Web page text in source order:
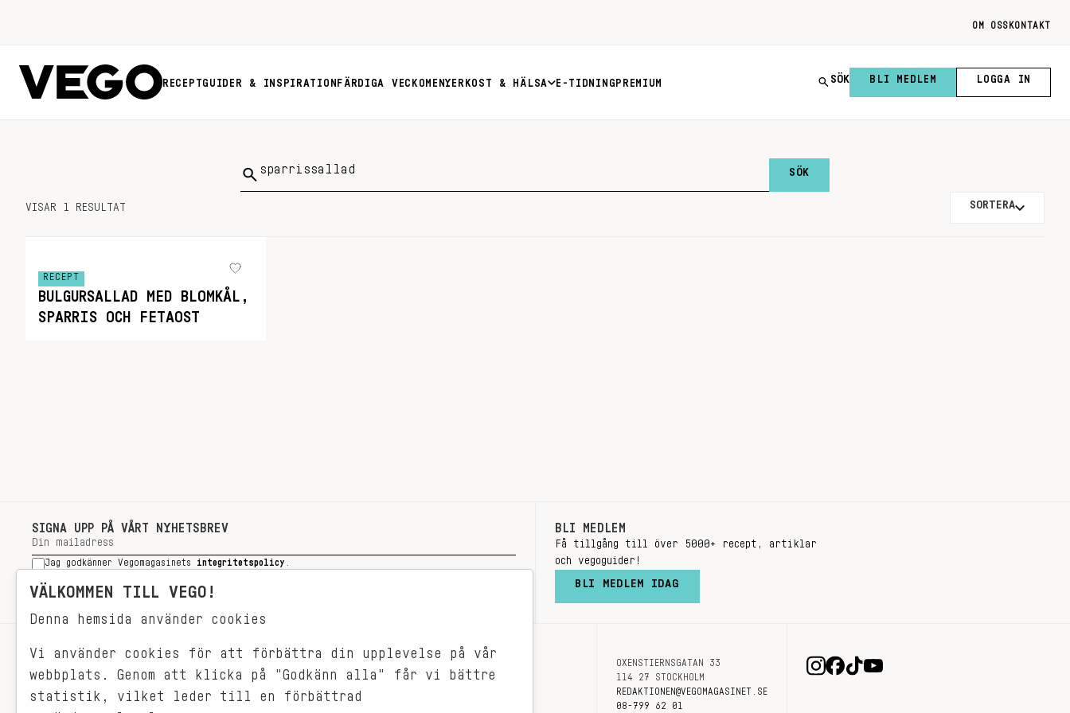
OM OSS KONTAKT
RECEPTGUIDER & INSPIRATION FÄRDIGA VECKOMENYER KOST & HÄLSA E-TIDNING PREMIUM SÖK BLI MEDLEM LOGGA IN
Sök
VISAR 1 RESULTAT SORTERA
RECEPT
BULGURSALLAD MED BLOMKÅL,
SPARRIS OCH FETAOST
SIGNA UPP PÅ VÅRT NYHETSBREV
Jag godkänner Vegomagasinets integritetspolicy
SIGNA UPP
BLI MEDLEM
Få tillgång till över 5000+ recept, artiklar
och vegoguider!
BLI MEDLEM IDAG
RECEPT
VEGONYTT
OM OSS
OXENSTIERNSGATAN 33
114 27 STOCKHOLM
REDAKTIONEN@VEGOMAGASINET.SE
08-799 62 01
VÄLKOMMEN TILL VEGO!
Denna hemsida använder cookies
Vi använder cookies för att förbättra din upplevelse på vår
webbplats. Genom att klicka på "Godkänn alla" får vi bättre
statistik, vilket leder till en förbättrad